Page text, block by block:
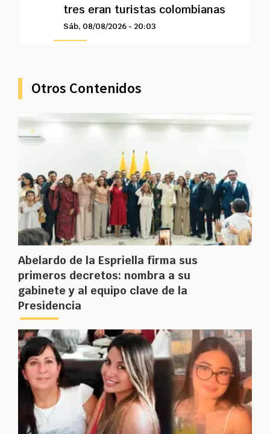
tres eran turistas colombianas
Sáb, 08/08/2026 - 20:03
Otros Contenidos
Abelardo de la Espriella firma sus
primeros decretos: nombra a su
gabinete y al equipo clave de la
Presidencia